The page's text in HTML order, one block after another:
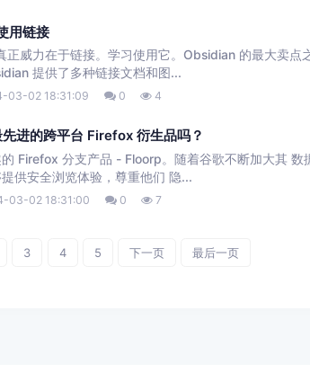
用链接
正威力在于链接。学习使用它。Obsidian 的最大卖点
提供了多种链接文档和图...
03-02 18:31:09 0 4
进的跨平台 Firefox 衍生品吗？
Firefox 分支产品 - Floorp。随着谷歌不断加大其 数
供安全浏览体验，尊重他们 隐...
03-02 18:31:00 0 7
3 4 5 下一页 最后一页